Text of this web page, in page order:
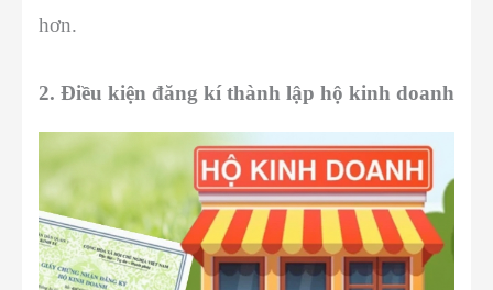
hơn.
2. Điều kiện đăng kí thành lập hộ kinh doanh